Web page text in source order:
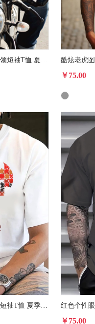
个性酷炫骷髅图案印花男士圆领短袖T恤 夏季时尚休闲短袖上衣
￥75.00
拼接的爱心图案印花男士圆领短袖T恤 夏季时尚休闲短袖上衣
￥75.00